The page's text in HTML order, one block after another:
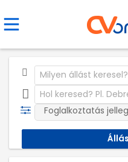
Foglalkoztatás